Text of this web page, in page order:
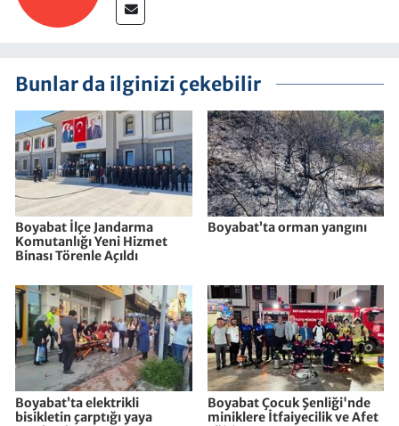
Bunlar da ilginizi çekebilir
Boyabat İlçe Jandarma
Komutanlığı Yeni Hizmet
Binası Törenle Açıldı
Boyabat’ta orman yangını
Boyabat’ta elektrikli
bisikletin çarptığı yaya
Boyabat Çocuk Şenliği'nde
miniklere İtfaiyecilik ve Afet